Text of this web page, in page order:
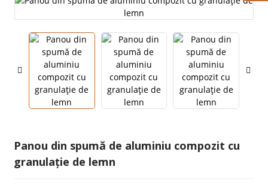
Panou din spumă de aluminiu compozit cu
granulație de lemn